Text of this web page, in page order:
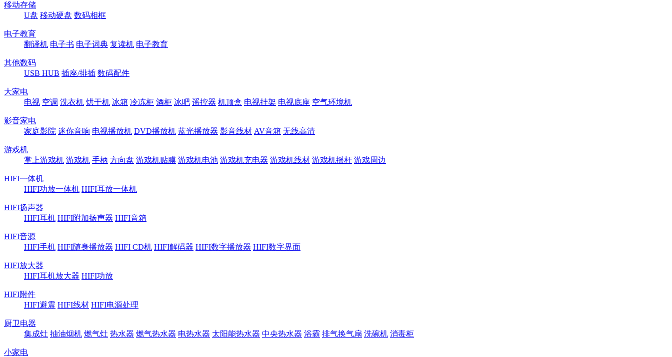
移动存储
U盘 移动硬盘 数码相框
电子教育
翻译机 电子书 电子词典 复读机 电子教育
其他数码
USB HUB 插座/排插 数码配件
大家电
电视 空调 洗衣机 烘干机 冰箱 冷冻柜 酒柜 冰吧 遥控器 机顶盒 电视挂架 电视底座 空气环境机
影音家电
家庭影院 迷你音响 电视播放机 DVD播放机 蓝光播放器 影音线材 AV音箱 无线高清
游戏机
掌上游戏机 游戏机 手柄 方向盘 游戏机贴膜 游戏机电池 游戏机充电器 游戏机线材 游戏机摇杆 游戏周边
HIFI一体机
HIFI功放一体机 HIFI耳放一体机
HIFI扬声器
HIFI耳机 HIFI附加扬声器 HIFI音箱
HIFI音源
HIFI手机 HIFI随身播放器 HIFI CD机 HIFI解码器 HIFI数字播放器 HIFI数字界面
HIFI放大器
HIFI耳机放大器 HIFI功放
HIFI附件
HIFI避震 HIFI线材 HIFI电源处理
厨卫电器
集成灶 抽油烟机 燃气灶 热水器 燃气热水器 电热水器 太阳能热水器 中央热水器 浴霸 排气换气扇 洗碗机 消毒柜
小家电